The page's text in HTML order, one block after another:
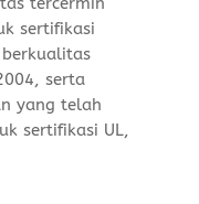
sertifikasi
serta
yang telah
sertifikasi UL,